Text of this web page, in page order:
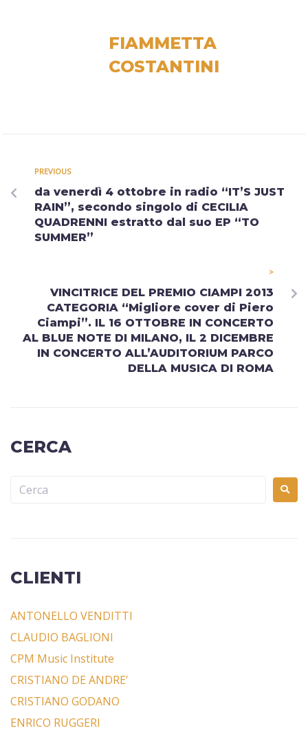
FIAMMETTA
COSTANTINI
PREVIOUS
da venerdì 4 ottobre in radio “IT’S JUST
RAIN”, secondo singolo di CECILIA
QUADRENNI estratto dal suo EP “TO
SUMMER”
>
VINCITRICE DEL PREMIO CIAMPI 2013
CATEGORIA “Migliore cover di Piero
Ciampi”. IL 16 OTTOBRE IN CONCERTO
AL BLUE NOTE DI MILANO, IL 2 DICEMBRE
IN CONCERTO ALL’AUDITORIUM PARCO
DELLA MUSICA DI ROMA
CERCA
CLIENTI
ANTONELLO VENDITTI
CLAUDIO BAGLIONI
CPM Music Institute
CRISTIANO DE ANDRE’
CRISTIANO GODANO
ENRICO RUGGERI